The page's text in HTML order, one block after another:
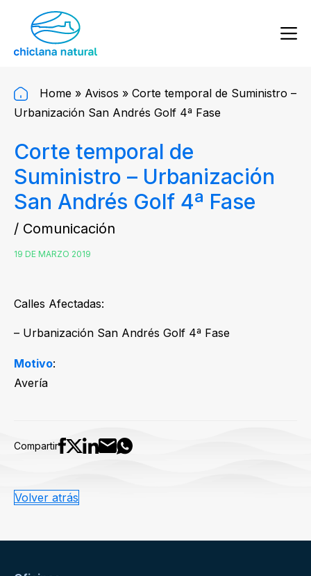
Home » Avisos » Corte temporal de Suministro –
Urbanización San Andrés Golf 4ª Fase
Corte temporal de
Suministro – Urbanización
San Andrés Golf 4ª Fase
/ Comunicación
19 DE MARZO 2019
Calles Afectadas:
– Urbanización San Andrés Golf 4ª Fase
Motivo:
Avería
Compartir
Volver atrás